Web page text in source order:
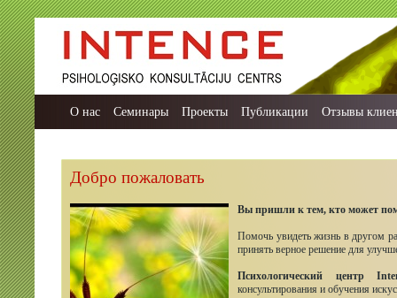
О нас Семинары Проекты Публикации Отзывы
Добро пожаловать
Вы пришли к тем, кто может
Помочь увидеть жизнь в другом
принять верное решение для
Психологический центр
консультирования и обучения